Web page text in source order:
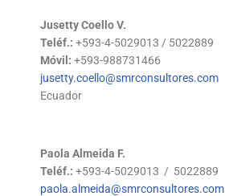
Jusetty Coello V.
Teléf.: +593-4-5029013 / 5022889
Móvil: +593-988731466
jusetty.coello@smrconsultores.com
Ecuador
Paola Almeida F.
Teléf.: +593-4-5029013 / 5022889
paola.almeida@smrconsultores.com